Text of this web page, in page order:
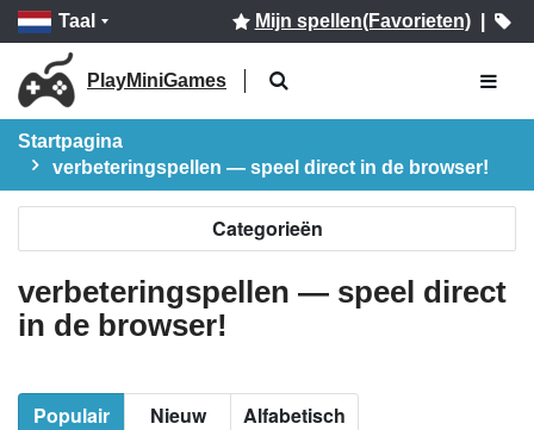
Taal Mijn spellen(Favorieten)|
PlayMiniGames
Startpagina
verbeteringspellen — speel direct in de browser!
Categorieën
verbeteringspellen — speel direct
in de browser!
Populair Nieuw Alfabetisch